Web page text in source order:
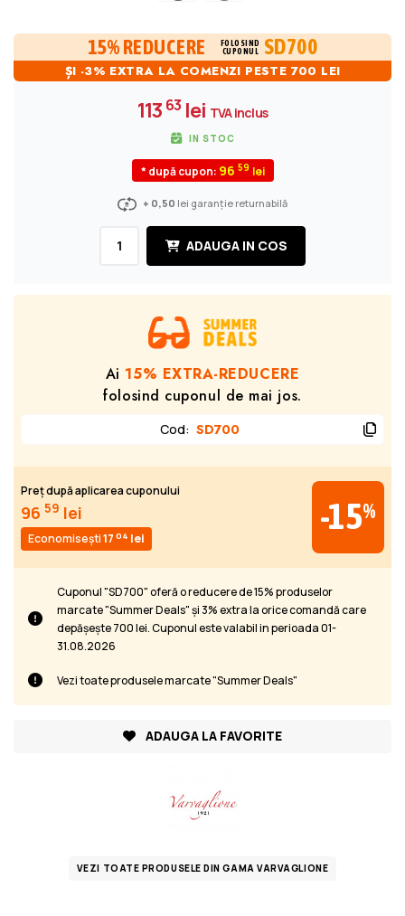
15% REDUCERE
FOLOSIND
CUPONUL
SD700
ȘI -3% EXTRA LA COMENZI PESTE 700 LEI
113 63 lei TVA inclus
IN STOC
* după cupon: 96 59
+ 0,50 lei garanție returnabilă
ADAUGA IN COS
Ai 15% EXTRA-REDUCERE
folosind cuponul de mai jos.
Cod: SD700
Preț după aplicarea cuponului
96 59 lei
Economisești17 04 lei
-15%
Cuponul "SD700" oferă o reducere de 15% produselor
marcate "Summer Deals" și 3% extra la orice comandă care
depășește 700 lei. Cuponul este valabil in perioada 01-
31.08.2026
Vezi toate produsele marcate "Summer Deals"
ADAUGA LA FAVORITE
VEZI TOATE PRODUSELE DIN GAMA VARVAGLIONE